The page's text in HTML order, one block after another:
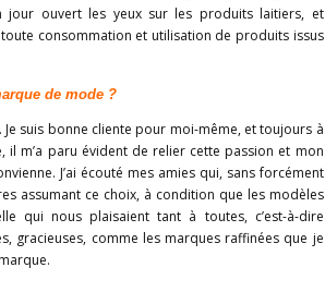
jour ouvert les yeux sur les produits laitiers, et
consommation et utilisation de produits issus
de mode ?
suis bonne cliente pour moi-même, et toujours à
il m’a paru évident de relier cette passion et mon
J’ai écouté mes amies qui, sans forcément
assumant ce choix, à condition que les modèles
qui nous plaisaient tant à toutes, c’est-à-dire
gracieuses, comme les marques raffinées que je